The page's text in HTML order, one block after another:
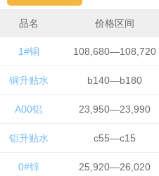
品名 价格区间
1#铜 108,680—108,720
铜升贴水 b140—b180
A00铝 23,950—23,990
铝升贴水 c55—c15
0#锌 25,920—26,020